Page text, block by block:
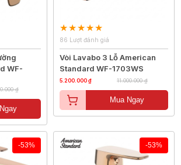
WF-
₫
86 Lượt đánh giá
Vòi Lavabo 3 Lỗ American
Standard WF-1703WS
5.200.000 ₫ 11.000.000 ₫
Mua Ngay
-53% -53%